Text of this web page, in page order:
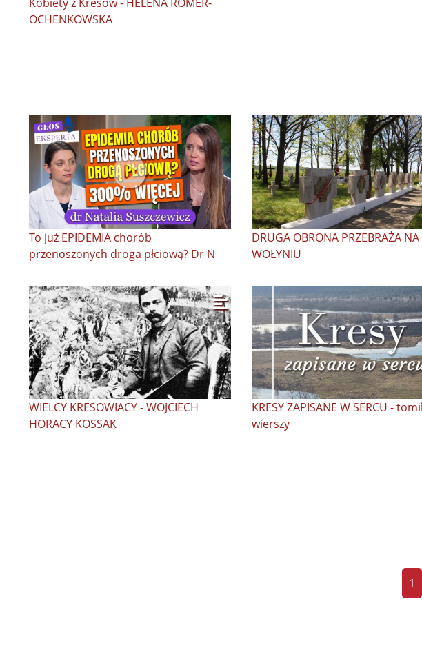
OCHENKOWSKA
To już EPIDEMIA chorób
przenoszonych droga płciową? Dr N
DRUGA OBRONA PRZEBRAŻA NA
WOŁYNIU
WIELCY KRESOWIACY - WOJCIECH
HORACY KOSSAK
KRESY ZAPISANE W SERCU -
wierszy
1